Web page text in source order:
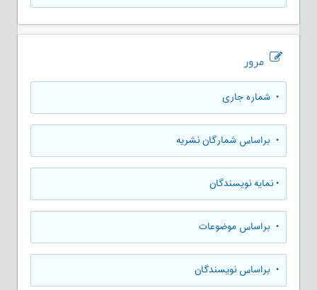
مرور
• شماره جاری
• براساس شمارگان نشریه
•نمایه نویسندگان
• براساس موضوعات
• براساس نویسندگان